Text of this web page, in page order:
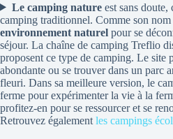
Le camping natureest sans doute,
camping traditionnel. Comme son
environnement naturel pour se
séjour. La chaîne de camping Treflio
proposent ce type de camping. Le site
abondante ou se trouver dans un parc
fleuri. Dans sa meilleure version, le
ferme pour expérimenter la vie à la
profitez-en pour se ressourcer et se
Retrouvez également les campings